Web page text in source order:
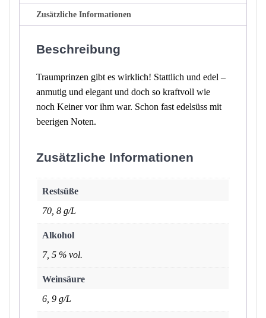
Zusätzliche Informationen
Beschreibung
Traumprinzen gibt es wirklich! Stattlich und edel –
anmutig und elegant und doch so kraftvoll wie
noch Keiner vor ihm war. Schon fast edelsüss mit
beerigen Noten.
Zusätzliche Informationen
Restsüße
70, 8 g/L
Alkohol
7, 5 % vol.
Weinsäure
6, 9 g/L